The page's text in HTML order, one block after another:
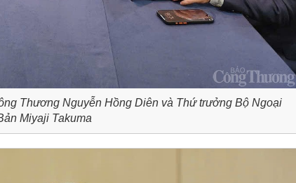
Thương Nguyễn Hồng Diên và Thứ trưởng Bộ Ngoại
Miyaji Takuma